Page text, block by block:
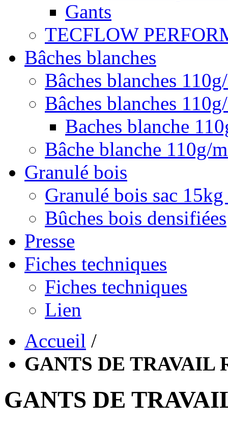
Gants
TECFLOW
Bâches blanches
Bâches blanches
Bâches blanches
Baches blanche
Bâche blanche 110g/
Granulé bois
Granulé bois sac
Bûches bois densifiées
Presse
Fiches techniques
Fiches techniques
Lien
Accueil /
GANTS DE TRAVAIL
GANTS DE